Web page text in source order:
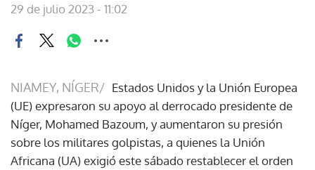
29 de julio 2023 - 11:02
NIAMEY, NÍGER/ Estados Unidos y la Unión Europea
(UE) expresaron su apoyo al derrocado presidente de
Níger, Mohamed Bazoum, y aumentaron su presión
sobre los militares golpistas, a quienes la Unión
Africana (UA) exigió este sábado restablecer el orden